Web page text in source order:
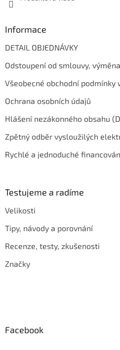
Informace
DETAIL OBJEDNÁVKY
Odstoupení od smlouvy,
Všeobecné obchodní podmínky
Ochrana osobních údajů
Hlášení nezákonného obsahu
Zpětný odběr vysloužilých
Rychlé a jednoduché
Testujeme a radíme
Velikosti
Tipy, návody a porovnání
Recenze, testy, zkušenosti
Značky
Facebook